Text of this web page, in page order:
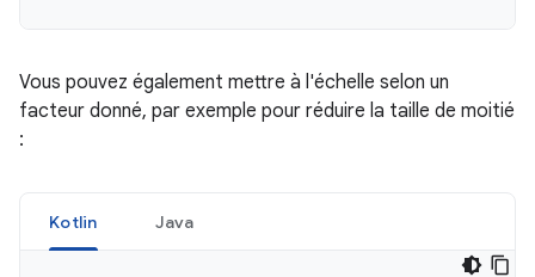
Vous pouvez également mettre à l'échelle selon un
facteur donné, par exemple pour réduire la taille de moitié
:
Kotlin Java